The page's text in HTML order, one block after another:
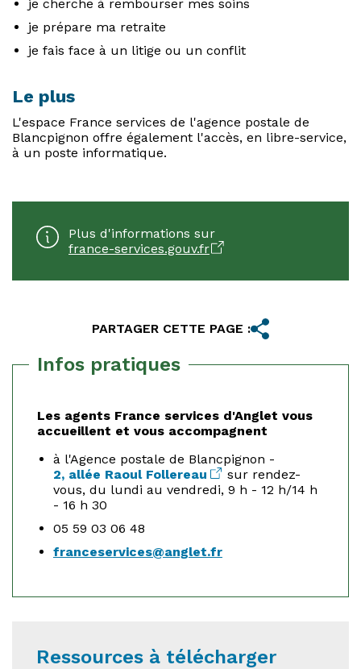
je cherche à rembourser mes soins
je prépare ma retraite
je fais face à un litige ou un conflit
Le plus
L'espace France services de l'agence postale de
Blancpignon offre également l'accès, en libre-service,
à un poste informatique.
Plus d'informations sur
france-services.gouv.fr
PARTAGER CETTE PAGE :
Infos pratiques
Les agents France services d'Anglet vous
accueillent et vous accompagnent
à l'Agence postale de Blancpignon -
2, allée Raoul Follereau
sur rendez-
vous, du lundi au vendredi, 9 h - 12 h/14 h
- 16 h 30
05 59 03 06 48
franceservices@anglet.fr
Ressources à télécharger